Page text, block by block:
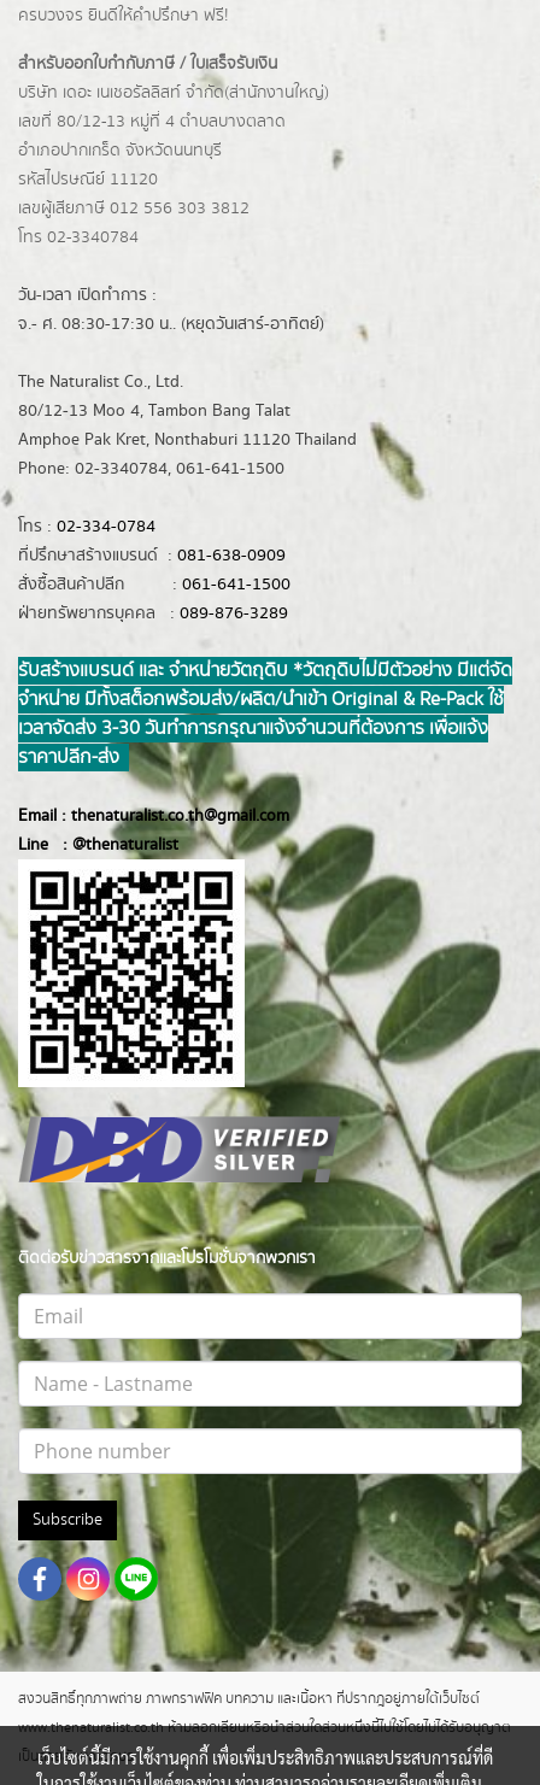
ครบวงจร ยินดีให้คำปรึกษา ฟรี!
สำหรับออกใบกำกับภาษี / ใบเสร็จรับเงิน
บริษัท เดอะ เนเชอรัลลิสท์ จำกัด(ส่านักงานใหญ่)
เลขที่ 80/12-13 หมู่ที่ 4 ตำบลบางตลาด
อำเภอปากเกร็ด จังหวัดนนทบุรี
รหัสไปรษณีย์ 11120
เลขผู้เสียภาษี 012 556 303 3812
โทร 02-3340784
วัน-เวลา เปิดทำการ :
จ.- ศ. 08:30-17:30 น.. (หยุดวันเสาร์-อาทิตย์)
The Naturalist Co., Ltd.
80/12-13 Moo 4, Tambon Bang Talat
Amphoe Pak Kret, Nonthaburi 11120 Thailand
Phone: 02-3340784, 061-641-1500
โทร : 02-334-0784
ที่ปรึกษาสร้างแบรนด์ : 081-638-0909
สั่งซื้อสินค้าปลีก : 061-641-1500
ฝ่ายทรัพยากรบุคคล : 089-876-3289
รับสร้างแบรนด์ และ จำหน่ายวัตถุดิบ *วัตถุดิบไม่มีตัวอย่าง มีแต่จัด
จำหน่าย มีทั้งสต็อกพร้อมส่ง/ผลิต/นำเข้า Original & Re-Pack ใช้
เวลาจัดส่ง 3-30 วันทำการ กรุณาแจ้งจำนวนที่ต้องการ เพื่อแจ้ง
ราคาปลีก-ส่ง
Email : thenaturalist.co.th@gmail.com
Line : @thenaturalist
ติดต่อรับข่าวสารจากและโปรโมชั่นจากพวกเรา
Subscribe
สงวนสิทธิ์ทุกภาพถ่าย ภาพกราฟฟิค บทความ และเนื้อหา ที่ปรากฎอยู่ภายใต้เว็บไซต์
www.thenaturalist.co.th ห้ามลอกเลียนหรือนำส่วนใดส่วนหนึ่งนี้ไปใช้โดยไม่ได้รับอนุญาต
เป็นลายลักษณ์อักษร
เว็บไซต์นี้มีการใช้งานคุกกี้ เพื่อเพิ่มประสิทธิภาพและประสบการณ์ที่ดี